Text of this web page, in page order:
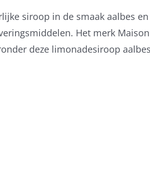
siroop in de smaak aalbes
Het merk
deze limonadesiroop